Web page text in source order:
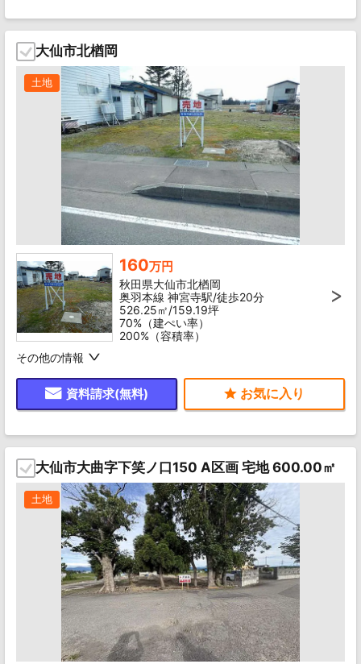
大仙市北楢岡
土地
160万円
秋田県大仙市北楢岡
奥羽本線 神宮寺駅/徒歩20分
526.25㎡/159.19坪
70%（建ぺい率）
200%（容積率）
その他の情報
資料請求(無料)
大仙市大曲字下笑ノ口150 A区画 宅地 600.00㎡
土地